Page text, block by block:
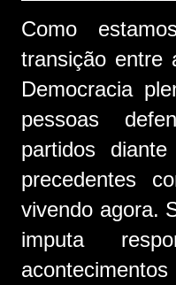
Como
transição entre
Democracia
pessoas
partidos
precedentes
vivendo agora.
imputa